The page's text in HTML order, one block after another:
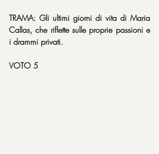
TRAMA: Gli ultimi giorni di vita di Maria
Callas, che riflette sulle proprie passioni e
i drammi privati.
VOTO 5